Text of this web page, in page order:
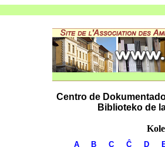
Centro de
Biblioteko de
A B C Ĉ D